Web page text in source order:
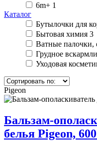
6m+ 1
Каталог
Бутылочки для
Бытовая химия 3
Ватные палочки,
Грудное
Уходовая
Pigeon
Бальзам-
белья Pigeon,